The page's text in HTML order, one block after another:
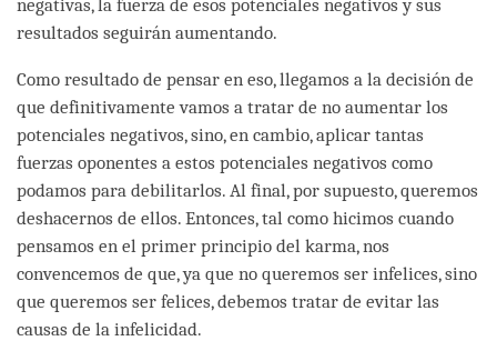
negativas, la fuerza de esos potenciales negativos y sus
resultados seguirán aumentando.
Como resultado de pensar en eso, llegamos a la decisión de
que definitivamente vamos a tratar de no aumentar los
potenciales negativos, sino, en cambio, aplicar tantas
fuerzas oponentes a estos potenciales negativos como
podamos para debilitarlos. Al final, por supuesto, queremos
deshacernos de ellos. Entonces, tal como hicimos cuando
pensamos en el primer principio del karma, nos
convencemos de que, ya que no queremos ser infelices, sino
que queremos ser felices, debemos tratar de evitar las
causas de la infelicidad.